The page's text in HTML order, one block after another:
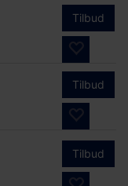
Tilbud
Tilbud
Tilbud